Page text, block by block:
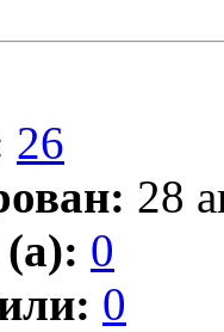
26
28
0
0